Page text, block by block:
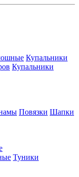
Купальники
Купальники
Повязки Шапки
Туники